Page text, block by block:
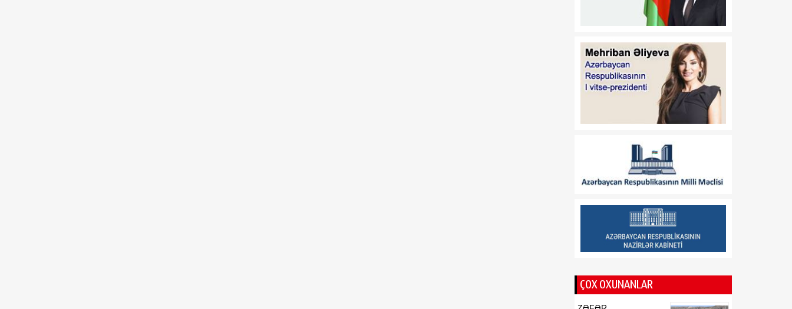
Trans-Xəzər fiber-optik
Avrasiyanın rəqəmsal
körpüsünə çevirir
07 Avqust
Ukraynalı ekspert:
Azərbaycan xarici
prioritetinin yalnız milli
olduğunu nümayiş etdirir
16:34
07 Avqust
“Vətən” jurnalı: Özbəkistan
və Azərbaycan: Müttəfiqlik
07 Avqust
Kənd Təsərrüfatı
Nazirliyinin vəzifəli şəxsləri
rayonlarından olan
vətəndaşlarla görüşüb
16:29
ÇOX OXUNANLAR